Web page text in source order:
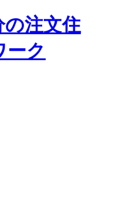
の注文住
ーク